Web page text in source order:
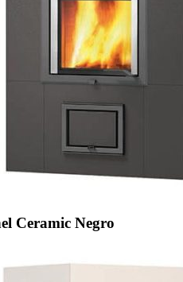
Ceramic Negro